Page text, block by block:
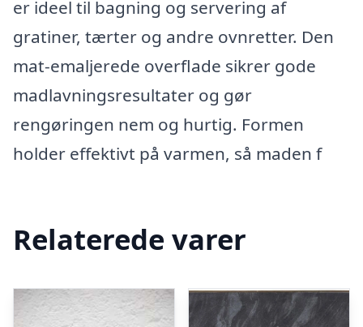
er ideel til bagning og servering af
gratiner, tærter og andre ovnretter. Den
mat-emaljerede overflade sikrer gode
madlavningsresultater og gør
rengøringen nem og hurtig. Formen
holder effektivt på varmen, så maden f
Relaterede varer